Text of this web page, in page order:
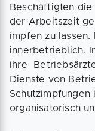
Beschäftigten
der Arbeitszeit
impfen zu
innerbetrieblich.
ihre
Dienste von
Schutzimpfungen
organisatorisch